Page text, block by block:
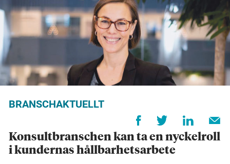
BRANSCHAKTUELLT
Konsultbranschen kan ta en nyckelroll
i kundernas hållbarhetsarbete